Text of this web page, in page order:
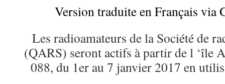
Version traduite en Français via
Les radioamateurs de la Société de
(QARS) seront actifs à partir de l ‘île
088, du 1er au 7 janvier 2017 en